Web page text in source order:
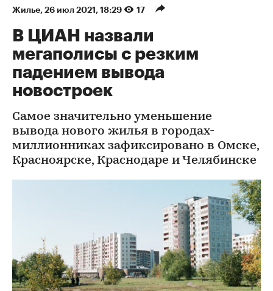
Жилье⁠, 26 июл 2021, 18:29 17
В ЦИАН назвали
мегаполисы с резким
падением вывода
новостроек
Самое значительно уменьшение
вывода нового жилья в городах-
миллионниках зафиксировано в Омске,
Красноярске, Краснодаре и Челябинске